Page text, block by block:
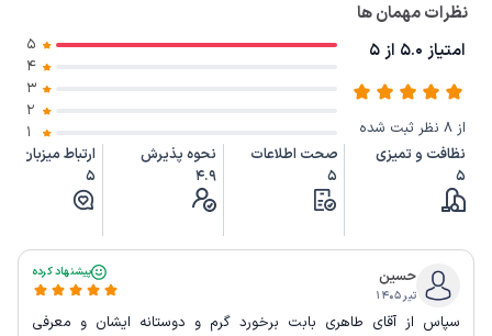
نظرات مهمان ها
امتیاز 5.0 از 5
از 8 نظر ثبت شده
5
4
3
2
1
نظافت و تمیزی
5
صحت اطلاعات
5
نحوه پذیرش
4.9
ارتباط میزبان
5
حسین
تیر ۱۴۰۵
پیشنهاد کرده
سپاس از آقای طاهری بابت برخورد گرم و دوستانه ایشان و معرفی